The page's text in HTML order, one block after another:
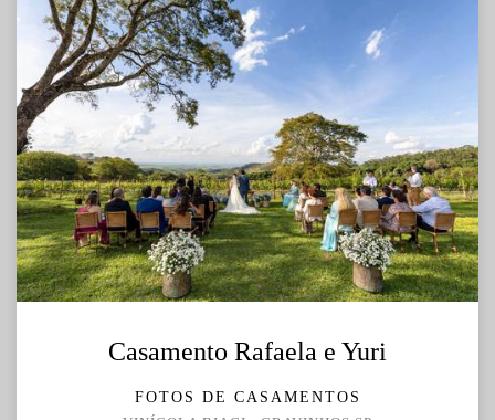
Casamento Rafaela e Yuri
FOTOS DE CASAMENTOS